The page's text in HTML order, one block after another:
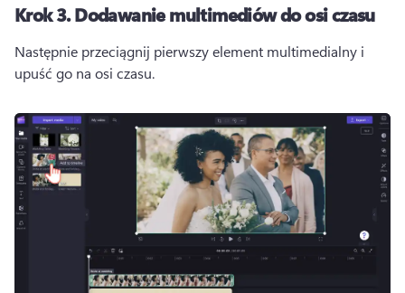
Krok 3.Dodawanie multimediów do osi czasu
Następnie przeciągnij pierwszy element multimedialny i
upuść go na osi czasu.